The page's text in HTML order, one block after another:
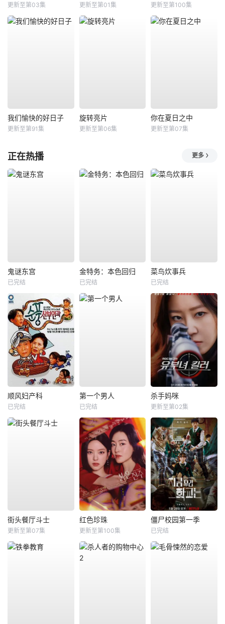
更新至第03集 更新至第01集 更新至第100集
我们愉快的好日子
更新至第91集
旋转亮片
更新至第06集
你在夏日之中
更新至第07集
正在热播 更多
鬼谜东宫
已完结
金特务：本色回归
已完结
菜鸟炊事兵
已完结
顺风妇产科
已完结
第一个男人
已完结
杀手妈咪
更新至第02集
街头餐厅斗士
更新至第07集
红色珍珠
更新至第100集
僵尸校园第一季
已完结